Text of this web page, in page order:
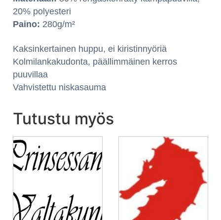
20% polyesteri
Paino: 280g/m²
Kaksinkertainen huppu, ei kiristinnyöriä
Kolmilankakudonta, päällimmäinen kerros
puuvillaa
Vahvistettu niskasauma
Tutustu myös